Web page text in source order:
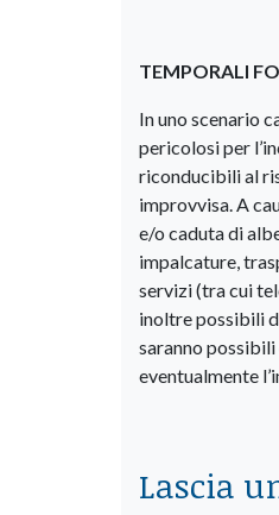
TEMPORALI
In uno scenario
pericolosi per
riconducibili al
improvvisa. A
e/o caduta di
impalcature,
servizi (tra cui
inoltre possibili
saranno
eventualmente
Lascia